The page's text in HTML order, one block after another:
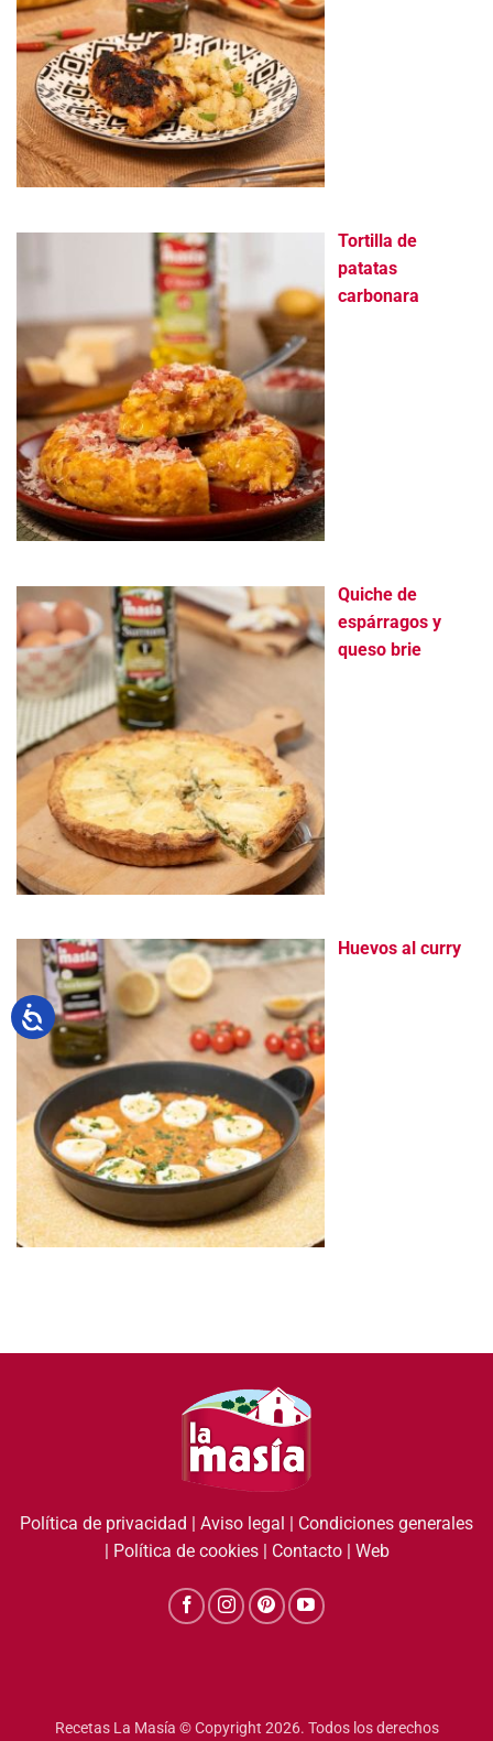
Tortilla de
patatas
carbonara
Quiche de
espárragos y
queso brie
Huevos al curry
Política de privacidad | Aviso legal | Condiciones generales
| Política de cookies| Contacto| Web
Recetas La Masía © Copyright 2026. Todos los derechos